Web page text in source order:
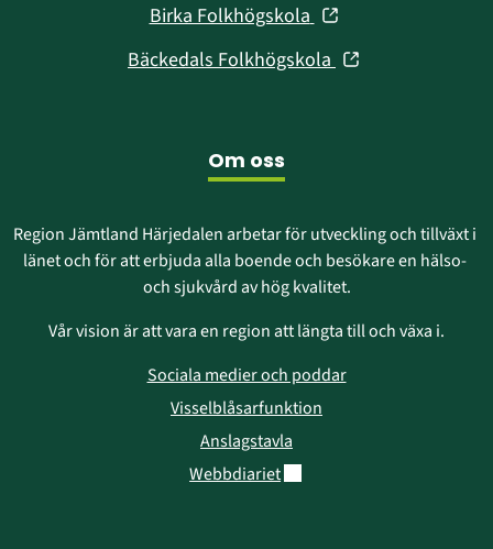
nytt
fönster)
Birka Folkhögskola (öppnas
nytt
Bäckedals Folkhögskola (öppnas
Om oss
Region Jämtland Härjedalen arbetar för utveckling och tillväxt i
länet och för att erbjuda alla boende och besökare en hälso-
och sjukvård av hög kvalitet.
Vår vision är att vara en region att längta till och växa i.
Sociala medier och poddar
Visselblåsarfunktion
Anslagstavla
WebbdiarietLänk till annan webbplats.